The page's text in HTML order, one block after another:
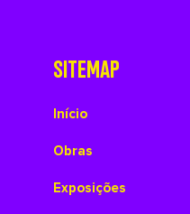
SITEMAP
Início
Obras
Exposições